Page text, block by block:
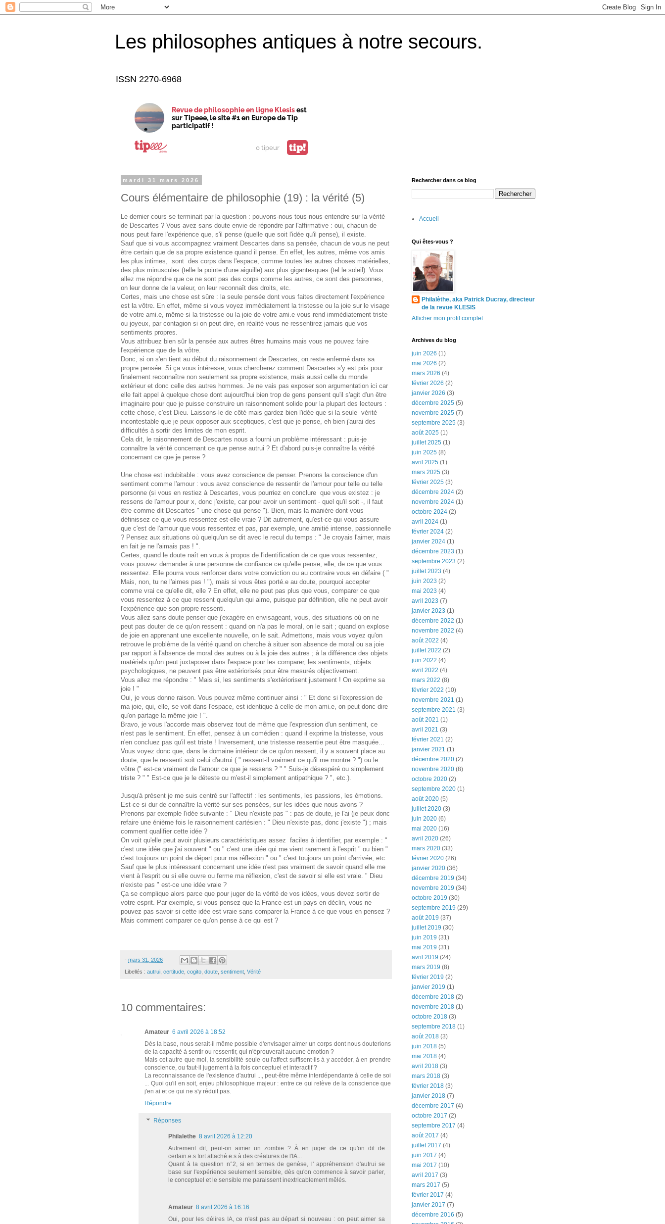
Les philosophes antiques à notre secours.
ISSN 2270-6968
Revue de philosophie en ligne Klesisest
sur Tipeee, le site #1 en Europe de Tip
participatif !
0 tipeur tip!
mardi 31 mars 2026
Cours élémentaire de philosophie (19) : la vérité (5)
Le dernier cours se terminait par la question : pouvons-nous tous nous entendre sur la vérité
de Descartes ? Vous avez sans doute envie de répondre par l'affirmative : oui, chacun de
nous peut faire l'expérience que, s'il pense (quelle que soit l'idée qu'il pense), il existe.
Sauf que si vous accompagnez vraiment Descartes dans sa pensée, chacun de vous ne peut
être certain que de sa propre existence quand il pense. En effet, les autres, même vos amis
les plus intimes, sont des corps dans l'espace, comme toutes les autres choses matérielles,
des plus minuscules (telle la pointe d'une aiguille) aux plus gigantesques (tel le soleil). Vous
allez me répondre que ce ne sont pas des corps comme les autres, ce sont des personnes,
on leur donne de la valeur, on leur reconnaît des droits, etc.
Certes, mais une chose est sûre : la seule pensée dont vous faites directement l'expérience
est la vôtre. En effet, même si vous voyez immédiatement la tristesse ou la joie sur le visage
de votre ami.e, même si la tristesse ou la joie de votre ami.e vous rend immédiatement triste
ou joyeux, par contagion si on peut dire, en réalité vous ne ressentirez jamais que vos
sentiments propres.
Vous attribuez bien sûr la pensée aux autres êtres humains mais vous ne pouvez faire
l'expérience que de la vôtre.
Donc, si on s'en tient au début du raisonnement de Descartes, on reste enfermé dans sa
propre pensée. Si ça vous intéresse, vous chercherez comment Descartes s'y est pris pour
finalement reconnaître non seulement sa propre existence, mais aussi celle du monde
extérieur et donc celle des autres hommes. Je ne vais pas exposer son argumentation ici car
elle fait appel à quelque chose dont aujourd'hui bien trop de gens pensent qu'il s'agit d'un être
imaginaire pour que je puisse construire un raisonnement solide pour la plupart des lecteurs :
cette chose, c'est Dieu. Laissons-le de côté mais gardez bien l'idée que si la seule vérité
incontestable que je peux opposer aux sceptiques, c'est que je pense, eh bien j'aurai des
difficultés à sortir des limites de mon esprit.
Cela dit, le raisonnement de Descartes nous a fourni un problème intéressant : puis-je
connaître la vérité concernant ce que pense autrui ? Et d'abord puis-je connaître la vérité
concernant ce que je pense ?
Une chose est indubitable : vous avez conscience de penser. Prenons la conscience d'un
sentiment comme l'amour : vous avez conscience de ressentir de l'amour pour telle ou telle
personne (si vous en restiez à Descartes, vous pourriez en conclure que vous existez : je
ressens de l'amour pour x, donc j'existe, car pour avoir un sentiment - quel qu'il soit -, il faut
être comme dit Descartes " une chose qui pense "). Bien, mais la manière dont vous
définissez ce que vous ressentez est-elle vraie ? Dit autrement, qu'est-ce qui vous assure
que c'est de l'amour que vous ressentez et pas, par exemple, une amitié intense, passionnelle
? Pensez aux situations où quelqu'un se dit avec le recul du temps : " Je croyais l'aimer, mais
en fait je ne l'aimais pas ! ".
Certes, quand le doute naît en vous à propos de l'identification de ce que vous ressentez,
vous pouvez demander à une personne de confiance ce qu'elle pense, elle, de ce que vous
ressentez. Elle pourra vous renforcer dans votre conviction ou au contraire vous en défaire ( "
Mais, non, tu ne l'aimes pas ! "), mais si vous êtes porté.e au doute, pourquoi accepter
comme vrai ce qu'elle dit, elle ? En effet, elle ne peut pas plus que vous, comparer ce que
vous ressentez à ce que ressent quelqu'un qui aime, puisque par définition, elle ne peut avoir
l'expérience que son propre ressenti.
Vous allez sans doute penser que j'exagère en envisageant, vous, des situations où on ne
peut pas douter de ce qu'on ressent : quand on n'a pas le moral, on le sait ; quand on explose
de joie en apprenant une excellente nouvelle, on le sait. Admettons, mais vous voyez qu'on
retrouve le problème de la vérité quand on cherche à situer son absence de moral ou sa joie
par rapport à l'absence de moral des autres ou à la joie des autres ; à la différence des objets
matériels qu'on peut juxtaposer dans l'espace pour les comparer, les sentiments, objets
psychologiques, ne peuvent pas être extériorisés pour être mesurés objectivement.
Vous allez me répondre : " Mais si, les sentiments s'extériorisent justement ! On exprime sa
joie ! "
Oui, je vous donne raison. Vous pouvez même continuer ainsi : " Et donc si l'expression de
ma joie, qui, elle, se voit dans l'espace, est identique à celle de mon ami.e, on peut donc dire
qu'on partage la même joie ! ".
Bravo, je vous l'accorde mais observez tout de même que l'expression d'un sentiment, ce
n'est pas le sentiment. En effet, pensez à un comédien : quand il exprime la tristesse, vous
n'en concluez pas qu'il est triste ! Inversement, une tristesse ressentie peut être masquée...
Vous voyez donc que, dans le domaine intérieur de ce qu'on ressent, il y a souvent place au
doute, que le ressenti soit celui d'autrui ( " ressent-il vraiment ce qu'il me montre ? ") ou le
vôtre (" est-ce vraiment de l'amour ce que je ressens ? " " Suis-je désespéré ou simplement
triste ? " " Est-ce que je le déteste ou m'est-il simplement antipathique ? ", etc.).
Jusqu'à présent je me suis centré sur l'affectif : les sentiments, les passions, les émotions.
Est-ce si dur de connaître la vérité sur ses pensées, sur les idées que nous avons ?
Prenons par exemple l'idée suivante : " Dieu n'existe pas " : pas de doute, je l'ai (je peux donc
refaire une énième fois le raisonnement cartésien : " Dieu n'existe pas, donc j'existe ") ; mais
comment qualifier cette idée ?
On voit qu'elle peut avoir plusieurs caractéristiques assez faciles à identifier, par exemple : "
c'est une idée que j'ai souvent " ou " c'est une idée qui me vient rarement à l'esprit " ou bien "
c'est toujours un point de départ pour ma réflexion " ou " c'est toujours un point d'arrivée, etc.
Sauf que le plus intéressant concernant une idée n'est pas vraiment de savoir quand elle me
vient à l'esprit ou si elle ouvre ou ferme ma réflexion, c'est de savoir si elle est vraie. " Dieu
n'existe pas " est-ce une idée vraie ?
Ça se complique alors parce que pour juger de la vérité de vos idées, vous devez sortir de
votre esprit. Par exemple, si vous pensez que la France est un pays en déclin, vous ne
pouvez pas savoir si cette idée est vraie sans comparer la France à ce que vous en pensez ?
Mais comment comparer ce qu'on pense à ce qui est ?
- mars 31, 2026
Libellés : autrui certitude cogito doute sentiment Vérité
10 commentaires:
Amateur 6 avril 2026 à 18:52
Dès la base, nous serait-il même possible d'envisager aimer un corps dont nous douterions
de la capacité à sentir ou ressentir, qui n'éprouverait aucune émotion ?
Mais cet autre que moi, la sensibilité seule ou l'affect suffisent-ils à y accéder, à en prendre
conscience, ou faut-il jugement à la fois conceptuel et interactif ?
La reconnaissance de l'existence d'autrui ..., peut-être même interdépendante à celle de soi
... Quoi qu'il en soit, enjeu philosophique majeur : entre ce qui relève de la conscience que
j'en ai et ce qui ne s'y réduit pas.
Répondre
Réponses
Philalethe 8 avril 2026 à 12:20
Autrement dit, peut-on aimer un zombie ? À en juger de ce qu'on dit de
certain.e.s fort attaché.e.s à des créatures de l'IA...
Quant à la question n°2, si en termes de genèse, l' appréhension d'autrui se
base sur l'expérience seulement sensible, dès qu'on commence à savoir parler,
le conceptuel et le sensible me paraissent inextricablement mêlés.
Amateur 8 avril 2026 à 16:16
Oui, pour les délires IA, ce n'est pas au départ si nouveau : on peut aimer sa
Rechercher dans ce blog
Accueil
Qui êtes-vous ?
Philalèthe, aka Patrick Ducray, directeur
de la revue KLESIS
Afficher mon profil complet
Archives du blog
juin 2026 (1)
mai 2026 (2)
mars 2026 (4)
février 2026 (2)
janvier 2026 (3)
décembre 2025 (5)
novembre 2025 (7)
septembre 2025 (3)
août 2025 (1)
juillet 2025 (1)
juin 2025 (8)
avril 2025 (1)
mars 2025 (3)
février 2025 (3)
décembre 2024 (2)
novembre 2024 (1)
octobre 2024 (2)
avril 2024 (1)
février 2024 (2)
janvier 2024 (1)
décembre 2023 (1)
septembre 2023 (2)
juillet 2023 (4)
juin 2023 (2)
mai 2023 (4)
avril 2023 (7)
janvier 2023 (1)
décembre 2022 (1)
novembre 2022 (4)
août 2022 (4)
juillet 2022 (2)
juin 2022 (4)
avril 2022 (4)
mars 2022 (8)
février 2022 (10)
novembre 2021 (1)
septembre 2021 (3)
août 2021 (1)
avril 2021 (3)
février 2021 (2)
janvier 2021 (1)
décembre 2020 (2)
novembre 2020 (8)
octobre 2020 (2)
septembre 2020 (1)
août 2020 (5)
juillet 2020 (3)
juin 2020 (6)
mai 2020 (16)
avril 2020 (26)
mars 2020 (33)
février 2020 (26)
janvier 2020 (36)
décembre 2019 (34)
novembre 2019 (34)
octobre 2019 (30)
septembre 2019 (29)
août 2019 (37)
juillet 2019 (30)
juin 2019 (31)
mai 2019 (31)
avril 2019 (24)
mars 2019 (8)
février 2019 (2)
janvier 2019 (1)
décembre 2018 (2)
novembre 2018 (1)
octobre 2018 (3)
septembre 2018 (1)
août 2018 (3)
juin 2018 (5)
mai 2018 (4)
avril 2018 (3)
mars 2018 (3)
février 2018 (3)
janvier 2018 (7)
décembre 2017 (4)
octobre 2017 (2)
septembre 2017 (4)
août 2017 (4)
juillet 2017 (4)
juin 2017 (4)
mai 2017 (10)
avril 2017 (3)
mars 2017 (5)
février 2017 (4)
janvier 2017 (7)
décembre 2016 (5)